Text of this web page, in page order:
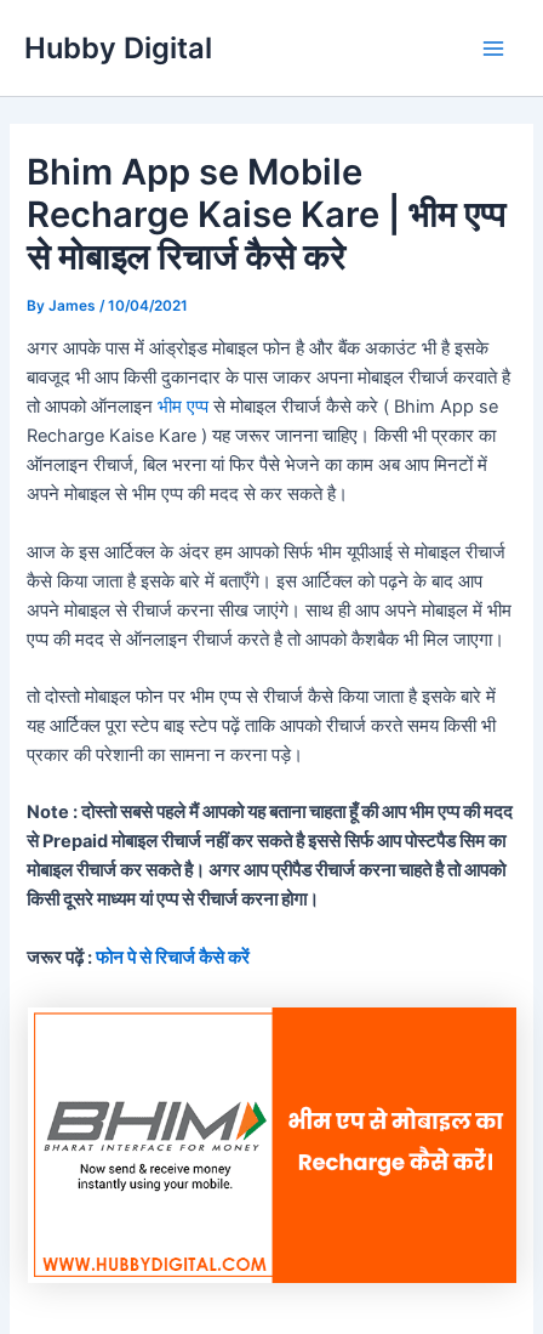
Hubby Digital
Bhim App se Mobile
Recharge Kaise Kare | भीम एप्प
से मोबाइल रिचार्ज कैसे करे
ByJames /10/04/2021
अगर आपके पास में आंड्रोइड मोबाइल फोन है और बैंक अकाउंट भी है इसके
बावजूद भी आप किसी दुकानदार के पास जाकर अपना मोबाइल रीचार्ज करवाते है
तो आपको ऑनलाइनभीम एप्पसे मोबाइल रीचार्ज कैसे करे ( Bhim App se
Recharge Kaise Kare ) यह जरूर जानना चाहिए। किसी भी प्रकार का
ऑनलाइन रीचार्ज, बिल भरना यां फिर पैसे भेजने का काम अब आप मिनटों में
अपने मोबाइल से भीम एप्प की मदद से कर सकते है।
आज के इस आर्टिक्ल के अंदर हम आपको सिर्फ भीम यूपीआई से मोबाइल रीचार्ज
कैसे किया जाता है इसके बारे में बताएँगे। इस आर्टिक्ल को पढ़ने के बाद आप
अपने मोबाइल से रीचार्ज करना सीख जाएंगे। साथ ही आप अपने मोबाइल में भीम
एप्प की मदद से ऑनलाइन रीचार्ज करते है तो आपको कैशबैक भी मिल जाएगा।
तो दोस्तो मोबाइल फोन पर भीम एप्प से रीचार्ज कैसे किया जाता है इसके बारे में
यह आर्टिक्ल पूरा स्टेप बाइ स्टेप पढ़ें ताकि आपको रीचार्ज करते समय किसी भी
प्रकार की परेशानी का सामना न करना पड़े।
Note : दोस्तो सबसे पहले मैं आपको यह बताना चाहता हूँ की आप भीम एप्प की मदद
से Prepaid मोबाइल रीचार्ज नहीं कर सकते है इससे सिर्फ आप पोस्टपैड सिम का
मोबाइल रीचार्ज कर सकते है। अगर आप प्रीपैड रीचार्ज करना चाहते है तो आपको
किसी दूसरे माध्यम यां एप्प से रीचार्ज करना होगा।
जरूर पढ़ें :फोन पे से रिचार्ज कैसे करें